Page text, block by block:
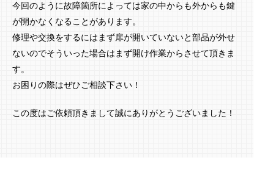
今回のように故障箇所によっては家の中からも外からも鍵
が開かなくなることがあります。
修理や交換をするにはまず扉が開いていないと部品が外せ
ないのでそういった場合はまず開け作業からさせて頂きま
す。
お困りの際はぜひご相談下さい！
この度はご依頼頂きまして誠にありがとうございました！